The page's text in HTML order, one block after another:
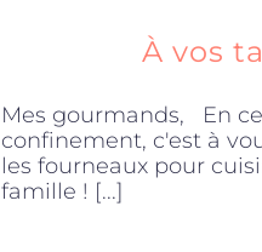
À vos
Mes gourmands, En
confinement, c'est à
les fourneaux pour
famille ! [...]